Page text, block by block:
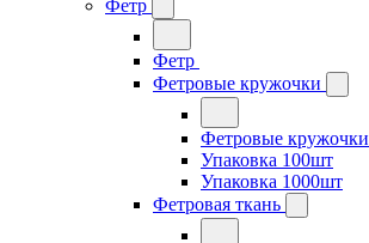
Фетр
Фетр
Фетровые кружочки
Фетровые кружочки
Упаковка 100шт
Упаковка 1000шт
Фетровая ткань